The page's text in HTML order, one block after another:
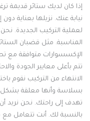
كان لديك ستائر قديمة ترغب
عنك. نزيلها بعناية دون
التركيب الجديدة. نحن
مثل قضبان الستائر
متوافقة مع
بأعلى معايير الجودة
من التركيب نقوم
وأنها معلقة بشكل
إلى راحتك. نحن نريد أن
لك. أنت تتعامل مع